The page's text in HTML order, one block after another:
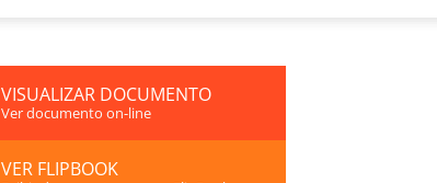
VISUALIZAR DOCUMENTO
Ver documento on-line
VER FLIPBOOK